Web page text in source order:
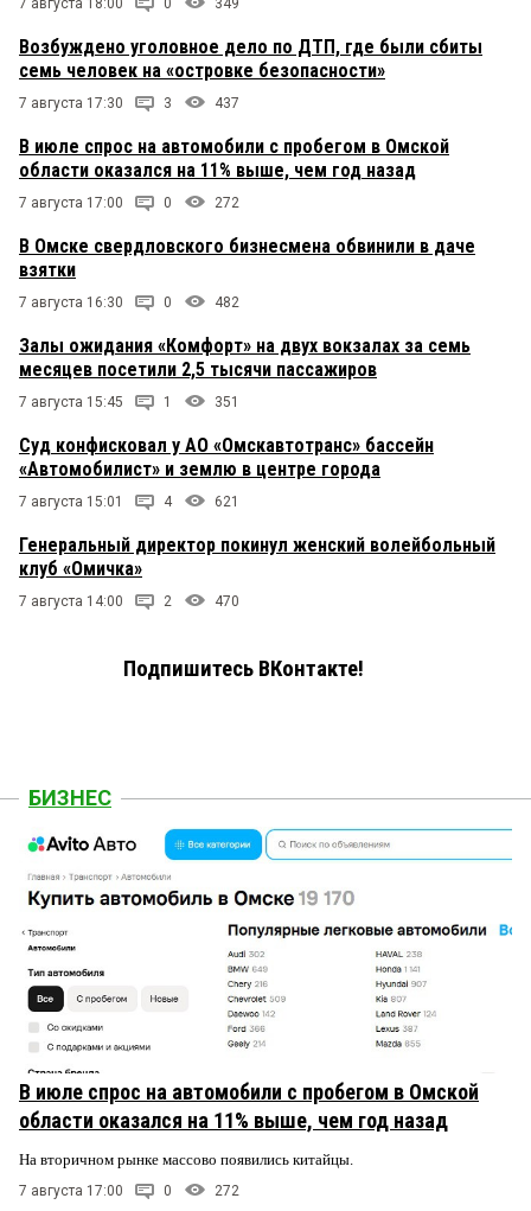
7 августа 18:00 0 349
Возбуждено уголовное дело по ДТП, где были сбиты
семь человек на «островке безопасности»
7 августа 17:30 3 437
В июле спрос на автомобили с пробегом в Омской
области оказался на 11% выше, чем год назад
7 августа 17:00 0 272
В Омске свердловского бизнесмена обвинили в даче
взятки
7 августа 16:30 0 482
Залы ожидания «Комфорт» на двух вокзалах за семь
месяцев посетили 2,5 тысячи пассажиров
7 августа 15:45 1 351
Суд конфисковал у АО «Омскавтотранс» бассейн
«Автомобилист» и землю в центре города
7 августа 15:01 4 621
Генеральный директор покинул женский волейбольный
клуб «Омичка»
7 августа 14:00 2 470
Подпишитесь ВКонтакте!
БИЗНЕС
В июле спрос на автомобили с пробегом в Омской
области оказался на 11% выше, чем год назад
На вторичном рынке массово появились китайцы.
7 августа 17:00 0 272